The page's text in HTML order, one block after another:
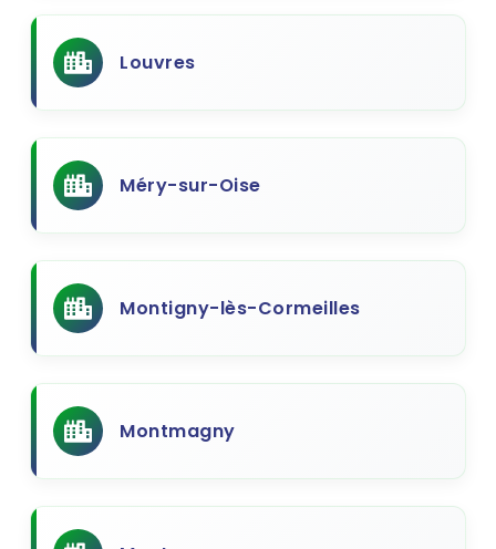
Louvres
Méry-sur-Oise
Montigny-lès-Cormeilles
Montmagny